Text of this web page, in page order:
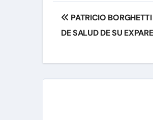
Navegación
de
PATRICIO
DE SALUD DE SU